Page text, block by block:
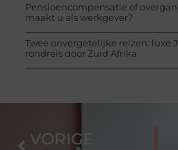
Pensioencompensatie of
maakt u als werkgever?
Twee onvergetelijke reizen: luxe
rondreis door Zuid Afrika
VORIGE